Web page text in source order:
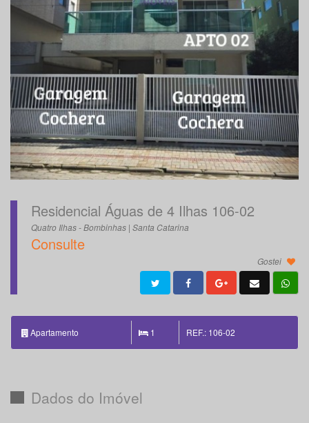
Residencial Águas de 4 Ilhas 106-02
Quatro Ilhas - Bombinhas | Santa Catarina
Consulte
Gostei
Apartamento 1 REF.: 106-02
Dados do Imóvel